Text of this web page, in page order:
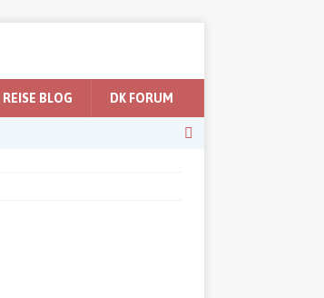
REISE BLOG DK FORUM